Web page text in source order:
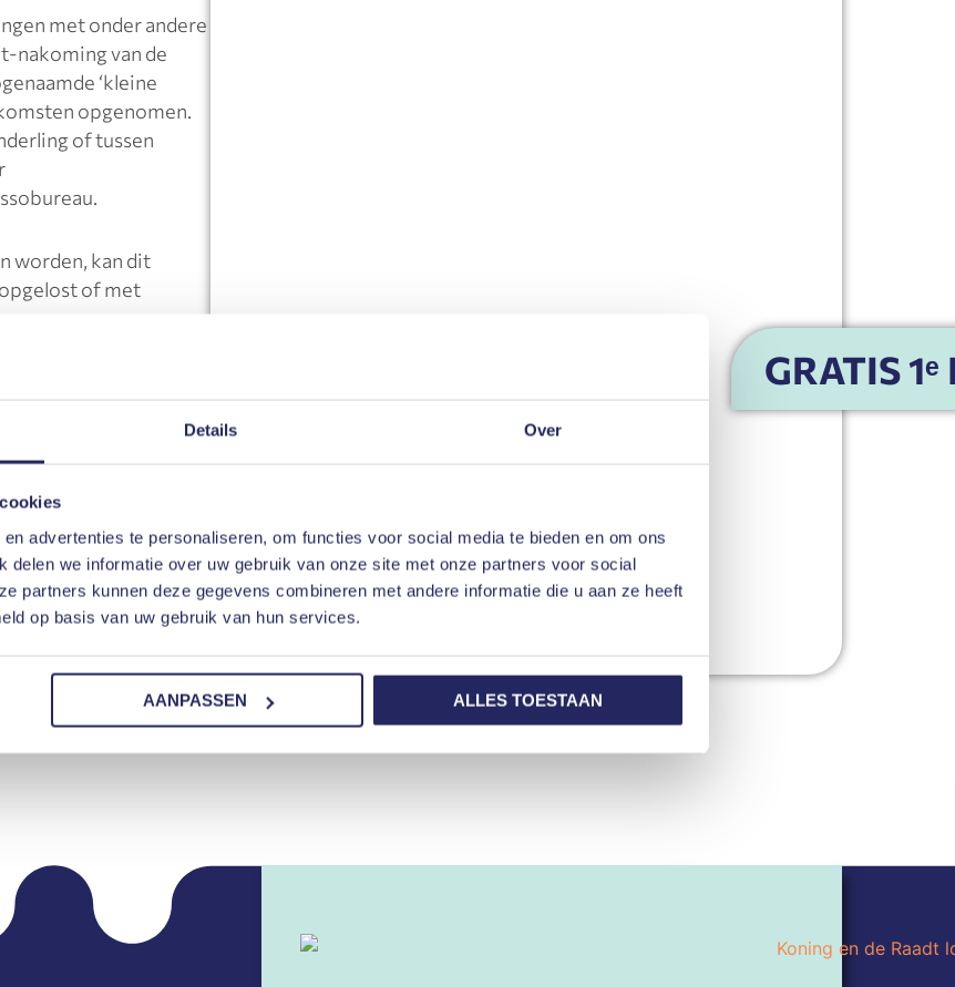
Details Over
advertenties te personaliseren, om functies voor social media te bieden en om ons
delen we informatie over uw gebruik van onze site met onze partners voor social
partners kunnen deze gegevens combineren met andere informatie die u aan ze heeft
op basis van uw gebruik van hun services.
AANPASSEN ALLES TOESTAAN
GRATIS
met onder andere
nakoming van de
‘kleine
opgenomen.
of tussen
worden, kan dit
of met
incasso en/of
Juristen is
het innen van
bieden wij
en